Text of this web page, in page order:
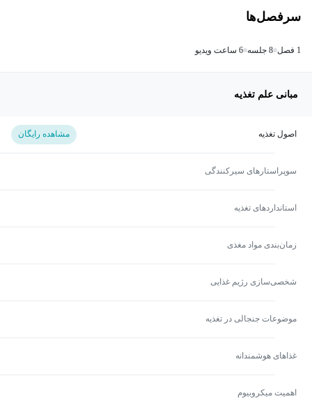
سرفصل‌ها
1 فصل 8 جلسه 6 ساعت ویدیو
مبانی علم تغذیه
اصول تغذیه مشاهده رایگان
سوپراستارهای سیرکنندگی
استاندارد‌های تغذیه
زمان‌بندی مواد مغذی
شخصی‌سازی رژیم غذایی
موضوعات جنجالی در تغذیه
غذاهای هوشمندانه
اهمیت میکروبیوم